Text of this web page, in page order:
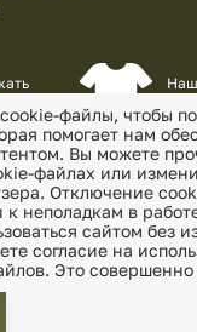
клуб «Утес» , 2026
перс. данных
файлы, чтобы
помогает нам
Вы можете
файлах или
Отключение
неполадкам в
сайтом без
согласие на
Это совершенно